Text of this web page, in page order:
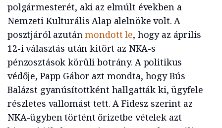
polgármesterét, aki az elmúlt években a
Nemzeti Kulturális Alap alelnöke volt. A
posztjáról azutánmondott le, hogy az április
12-i választás után kitört az NKA-s
pénzosztások körüli botrány. A politikus
védője, Papp Gábor azt mondta, hogy Bús
Balázst gyanúsítottként hallgatták ki, ügyfele
részletes vallomást tett. A Fidesz szerint az
NKA-ügyben történt őrizetbe vételek azt